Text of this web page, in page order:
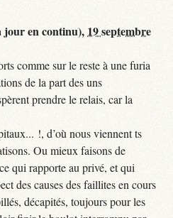
jour en continu), 19 septembre
comme sur le reste à une furia
de la part des uns
prendre le relais, car la
!, d’où nous viennent ts
Ou mieux faisons de
qui rapporte au privé, et qui
des causes des faillites en cours
décapités, toujours pour les